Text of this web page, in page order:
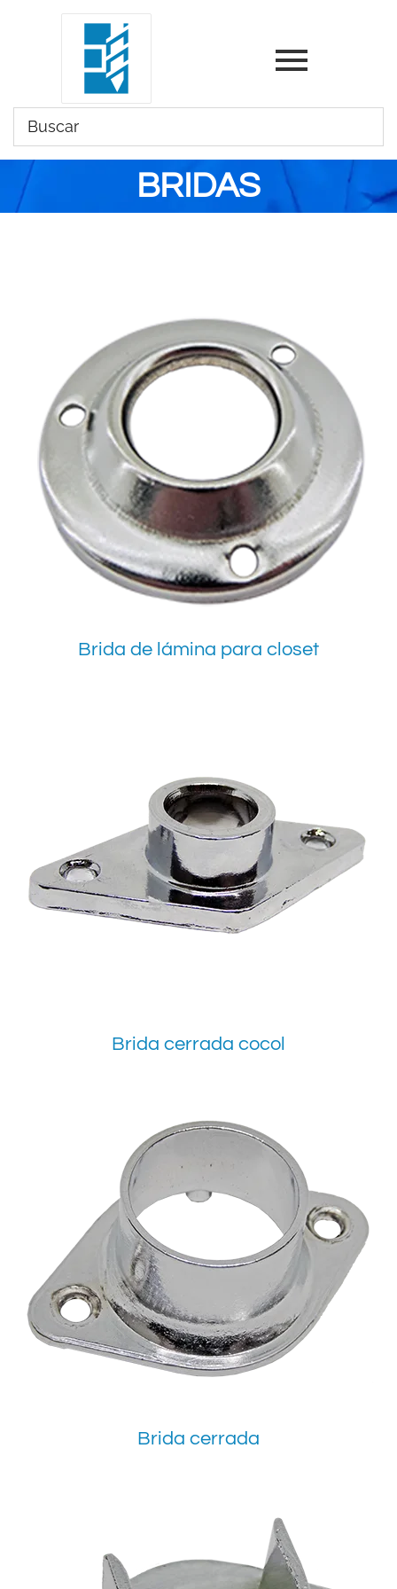
BRIDAS
Brida de lámina para closet
Brida cerrada cocol
Brida cerrada